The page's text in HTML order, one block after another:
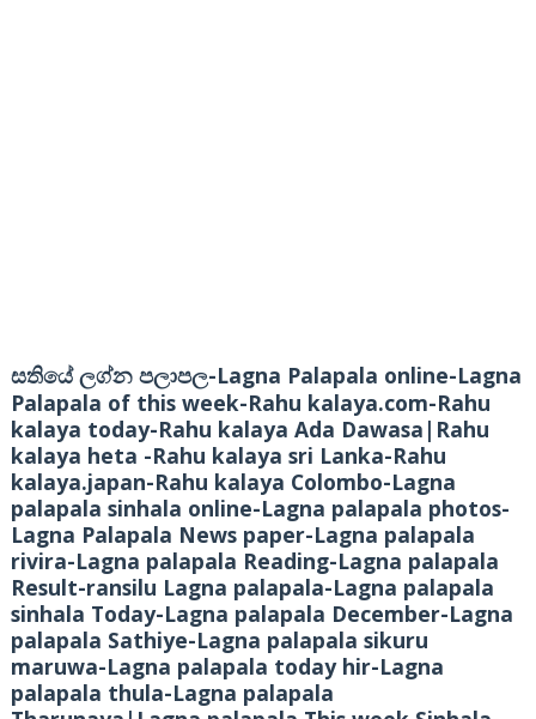
සතියේ ලග්න පලාපල-Lagna Palapala online-Lagna
Palapala of this week-Rahu kalaya.com-Rahu
kalaya today-Rahu kalaya Ada Dawasa|Rahu
kalaya heta -Rahu kalaya sri Lanka-Rahu
kalaya.japan-Rahu kalaya Colombo-Lagna
palapala sinhala online-Lagna palapala photos-
Lagna Palapala News paper-Lagna palapala
rivira-Lagna palapala Reading-Lagna palapala
Result-ransilu Lagna palapala-Lagna palapala
sinhala Today-Lagna palapala December-Lagna
palapala Sathiye-Lagna palapala sikuru
maruwa-Lagna palapala today hir-Lagna
palapala thula-Lagna palapala